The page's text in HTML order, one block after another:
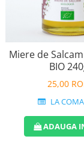
Miere de
BIO
25,00
LA
ADAUGA